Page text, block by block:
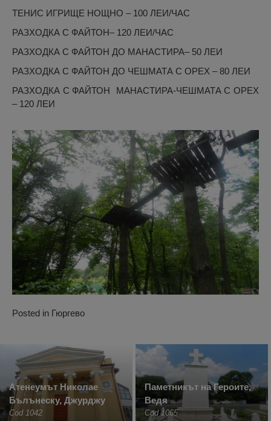
ТЕНИС ИГРИЩЕ НОЩНО – 100 ЛЕИ/ЧАС
РАЗХОДКА С ФАЙТОН– 120 ЛЕИ/ЧАС
РАЗХОДКА С ФАЙТОН ДО МАНАСТИРА– 50 ЛЕИ
РАЗХОДКА С ФАЙТОН ДО ЧЕШМАТА С ОРЕХ – 80 ЛЕИ
РАЗХОДКА С ФАЙТОН МАНАСТИРА-ЧЕШМАТА С ОРЕХ
– 120 ЛЕИ
Posted in Гюргево
Атенеумът Николае
Бълънеску, Джурджу
Cod 1042
Паметникът на Героите,
Ведя
Cod 1065